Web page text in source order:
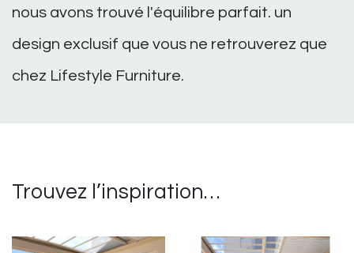
nous avons trouvé l'équilibre parfait. un
design exclusif que vous ne retrouverez que
chez Lifestyle Furniture.
Trouvez l’inspiration…